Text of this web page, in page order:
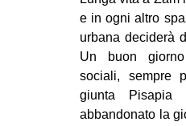
e in ogni altro
urbana deciderà
Un buon
sociali, sempre
giunta
abbandonato la